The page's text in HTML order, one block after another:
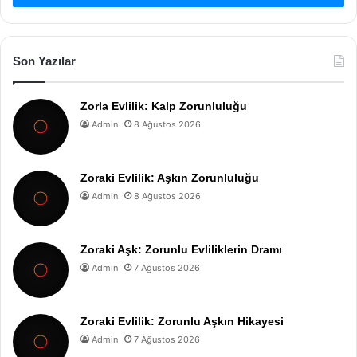
Son Yazılar
Zorla Evlilik: Kalp Zorunluluğu
Admin 8 Ağustos 2026
Zoraki Evlilik: Aşkın Zorunluluğu
Admin 8 Ağustos 2026
Zoraki Aşk: Zorunlu Evliliklerin Dramı
Admin 7 Ağustos 2026
Zoraki Evlilik: Zorunlu Aşkın Hikayesi
Admin 7 Ağustos 2026